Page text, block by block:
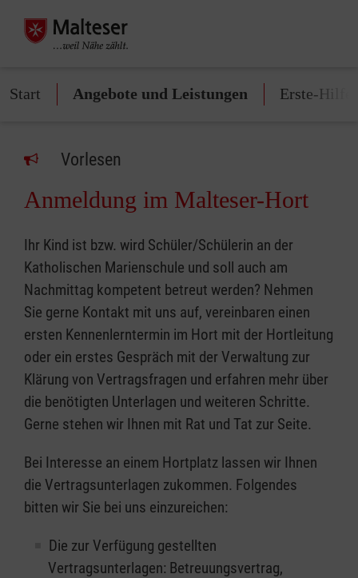
Start Angebote und Leistungen Erste-
Vorlesen
Anmeldung im Malteser-Hort
Ihr Kind ist bzw. wird Schüler/Schülerin an der
Katholischen Marienschule und soll auch am
Nachmittag kompetent betreut werden? Nehmen
Sie gerne Kontakt mit uns auf, vereinbaren einen
ersten Kennenlerntermin im Hort mit der Hortleitung
oder ein erstes Gespräch mit der Verwaltung zur
Klärung von Vertragsfragen und erfahren mehr über
die benötigten Unterlagen und weiteren Schritte.
Gerne stehen wir Ihnen mit Rat und Tat zur Seite.
Bei Interesse an einem Hortplatz lassen wir Ihnen
die Vertragsunterlagen zukommen. Folgendes
bitten wir Sie bei uns einzureichen:
Die zur Verfügung gestellten
Vertragsunterlagen: Betreuungsvertrag,